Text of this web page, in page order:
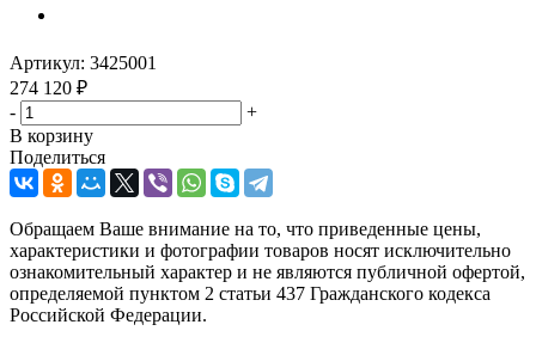
Артикул: 3425001
274 120 ₽
-
+
В корзину
Поделиться
Обращаем Ваше внимание на то, что приведенные цены,
характеристики и фотографии товаров носят исключительно
ознакомительный характер и не являются публичной офертой,
определяемой пунктом 2 статьи 437 Гражданского кодекса
Российской Федерации.